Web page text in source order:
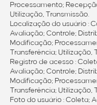
Processamento;
Utilização, Transmissão.
Localização do usuário :
Avaliação; Controle;
Modificação;
Transferência; Utilização,
Registro de acesso :
Avaliação; Controle;
Modificação;
Transferência; Utilização,
Foto do usuário : Coleta;